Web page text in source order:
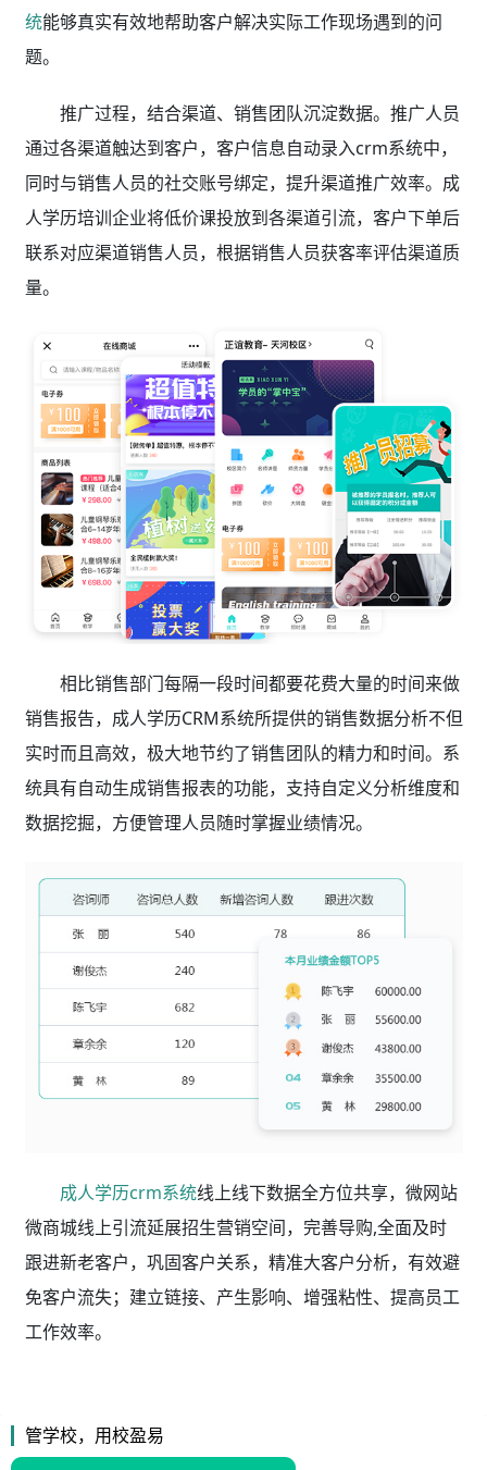
统能够真实有效地帮助客户解决实际工作现场遇到的问
题。
推广过程，结合渠道、销售团队沉淀数据。推广人员
通过各渠道触达到客户，客户信息自动录入crm系统中，
同时与销售人员的社交账号绑定，提升渠道推广效率。成
人学历培训企业将低价课投放到各渠道引流，客户下单后
联系对应渠道销售人员，根据销售人员获客率评估渠道质
量。
相比销售部门每隔一段时间都要花费大量的时间来做
销售报告，成人学历CRM系统所提供的销售数据分析不但
实时而且高效，极大地节约了销售团队的精力和时间。系
统具有自动生成销售报表的功能，支持自定义分析维度和
数据挖掘，方便管理人员随时掌握业绩情况。
成人学历crm系统线上线下数据全方位共享，微网站
微商城线上引流延展招生营销空间，完善导购,全面及时
跟进新老客户，巩固客户关系，精准大客户分析，有效避
免客户流失；建立链接、产生影响、增强粘性、提高员工
工作效率。
管学校，用校盈易